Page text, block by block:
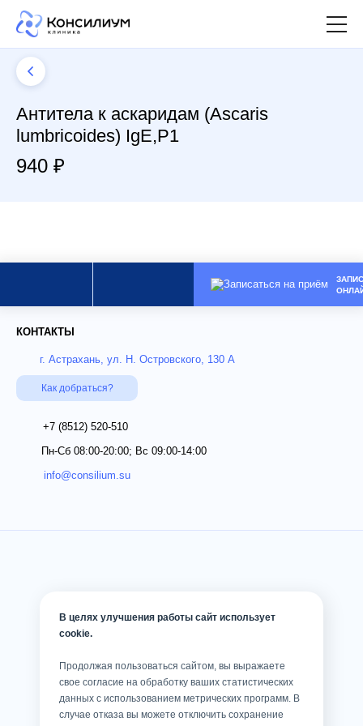
Антитела к аскаридам (Ascaris
lumbricoides) IgЕ,P1
940 ₽
КОНТАКТЫ
г. Астрахань, ул. Н. Островского, 130 А
Как добраться?
+7 (8512) 520-510
Пн-Сб 08:00-20:00; Вс 09:00-14:00
info@consilium.su
В целях улучшения работы сайт использует
cookie.
Продолжая пользоваться сайтом, вы выражаете
свое согласие на обработку ваших статистических
данных с использованием метрических программ. В
случае отказа вы можете отключить сохранение